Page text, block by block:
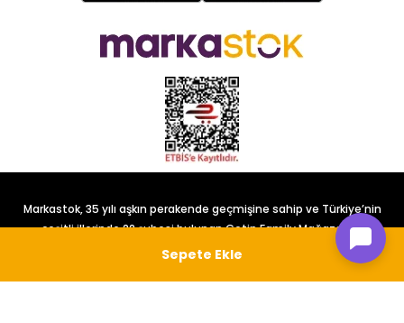
Markastok, 35 yılı aşkın perakende geçmişine sahip ve Türkiye’nin
çeşitli illerinde 22 şubesi bulunan Çetin Family Mağazacılık
tarafından kurulmuştur.